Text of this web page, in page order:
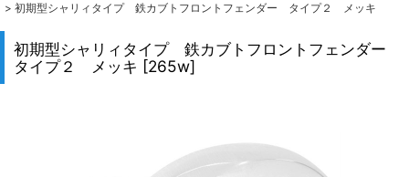
> 初期型シャリィタイプ 鉄カブトフロントフェンダー タイプ２ メッキ
初期型シャリィタイプ 鉄カブトフロントフェンダー
タイプ２ メッキ [265w]